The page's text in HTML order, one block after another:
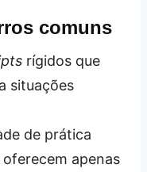
comuns
rígidos que
situações
de prática
apenas